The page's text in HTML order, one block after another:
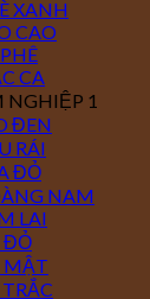
XANH
CAO
CA
NGHIỆP 1
ĐEN
RÁI
ĐỎ
NAM
LAI
ĐỎ
MẬT